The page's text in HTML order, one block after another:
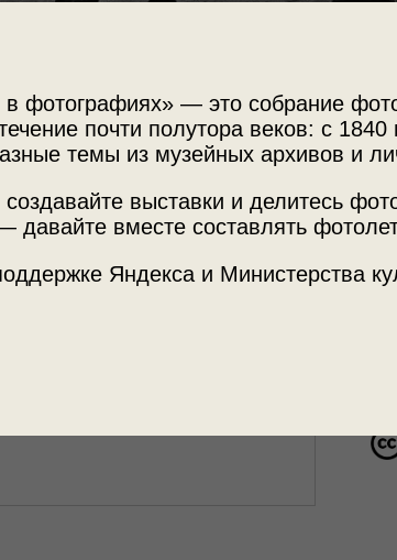
в фотографиях» — это собрание
почти полутора веков: с
темы из музейных архивов и
выставки и делитесь
вместе составлять
Яндекса и Министерства